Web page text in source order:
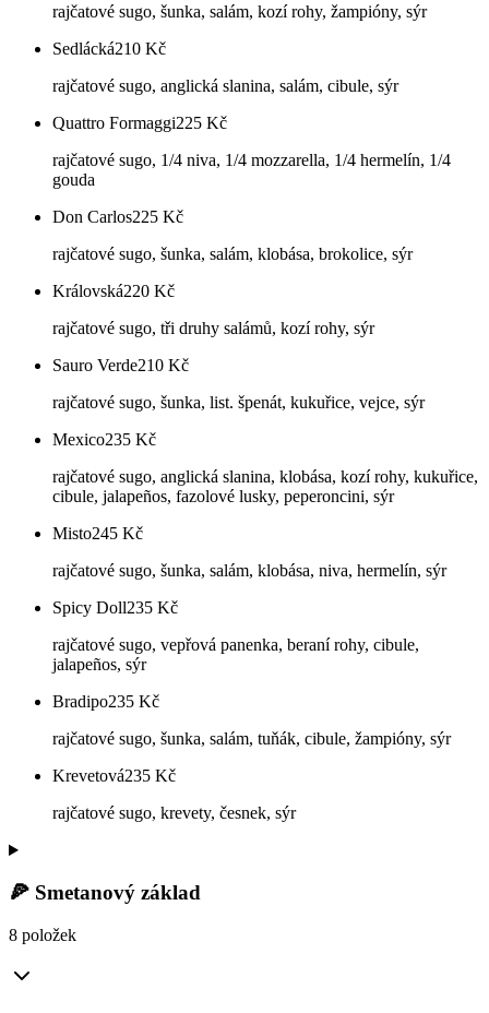
rajčatové sugo, šunka, salám, kozí rohy, žampióny, sýr
Sedlácká210 Kč
rajčatové sugo, anglická slanina, salám, cibule, sýr
Quattro Formaggi225 Kč
rajčatové sugo, 1/4 niva, 1/4 mozzarella, 1/4 hermelín, 1/4
gouda
Don Carlos225 Kč
rajčatové sugo, šunka, salám, klobása, brokolice, sýr
Královská220 Kč
rajčatové sugo, tři druhy salámů, kozí rohy, sýr
Sauro Verde210 Kč
rajčatové sugo, šunka, list. špenát, kukuřice, vejce, sýr
Mexico235 Kč
rajčatové sugo, anglická slanina, klobása, kozí rohy, kukuřice,
cibule, jalapeños, fazolové lusky, peperoncini, sýr
Misto245 Kč
rajčatové sugo, šunka, salám, klobása, niva, hermelín, sýr
Spicy Doll235 Kč
rajčatové sugo, vepřová panenka, beraní rohy, cibule,
jalapeños, sýr
Bradipo235 Kč
rajčatové sugo, šunka, salám, tuňák, cibule, žampióny, sýr
Krevetová235 Kč
rajčatové sugo, krevety, česnek, sýr
🍕 Smetanový základ
8 položek